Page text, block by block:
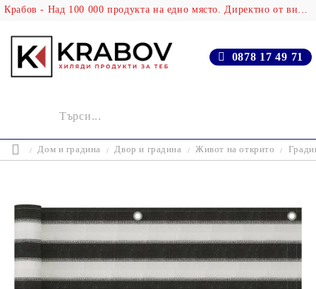
Крабов - Над 100 000 продукта на едно място. Директно от вносителя!
0878 17 49 71
Дом и градина Двор и градина Живот на открито